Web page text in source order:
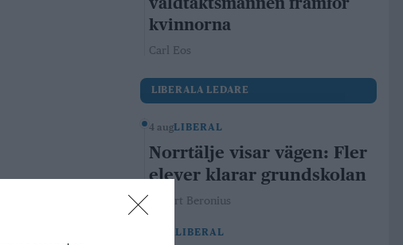
kvinnorna
Carl Eos
LIBERALA LEDARE
4 augLIBERAL
Norrtälje visar vägen: Fler
elever klarar grundskolan
Robert Beronius
29 julLIBERAL